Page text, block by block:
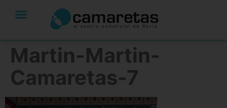
Martin-Martin-
Camaretas-7